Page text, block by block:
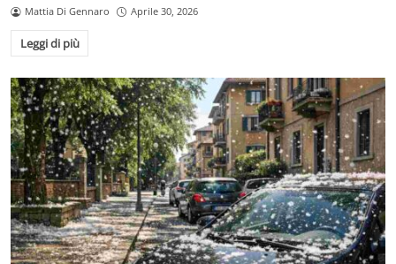
Mattia Di Gennaro Aprile 30, 2026
Leggi di più